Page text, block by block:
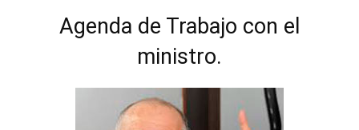
Agenda de Trabajo con el
ministro.